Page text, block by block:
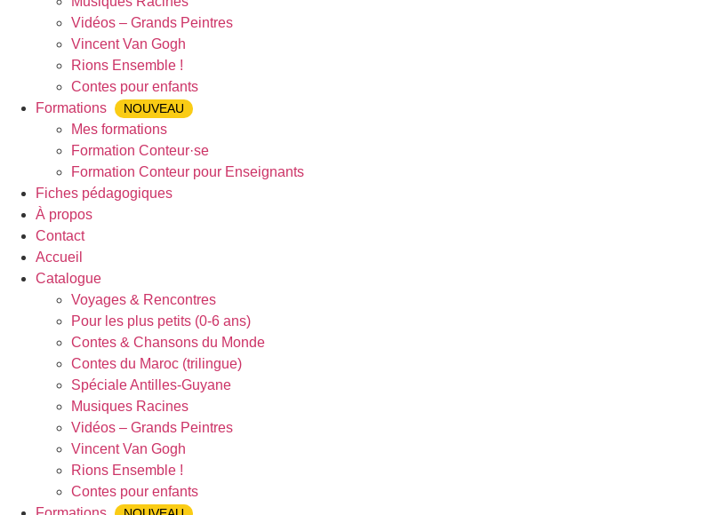
Vidéos – Grands Peintres
Vincent Van Gogh
Rions Ensemble !
Contes pour enfants
Formations
NOUVEAU
Mes formations
Formation Conteur·se
Formation Conteur pour Enseignants
Fiches pédagogiques
À propos
Contact
Accueil
Catalogue
Voyages & Rencontres
Pour les plus petits (0-6 ans)
Contes & Chansons du Monde
Contes du Maroc (trilingue)
Spéciale Antilles-Guyane
Musiques Racines
Vidéos – Grands Peintres
Vincent Van Gogh
Rions Ensemble !
Contes pour enfants